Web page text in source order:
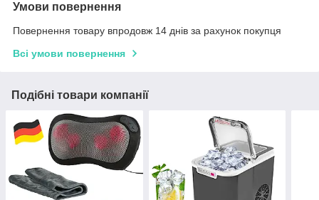
Умови повернення
Повернення товару впродовж 14 днів за рахунок покупця
Всі умови повернення
Подібні товари компанії